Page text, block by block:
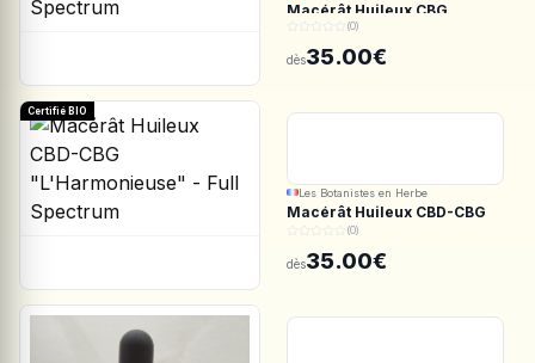
Macérât Huileux CBG
"L'Energisante" - Full
Spectrum
(0)
dès35.00€
Certifié BIO
Les Botanistes en Herbe
Macérât Huileux CBD-CBG
"L'Harmonieuse" - Full
(0)
dès35.00€